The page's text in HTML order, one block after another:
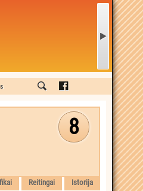
8
Reitingai Istorija